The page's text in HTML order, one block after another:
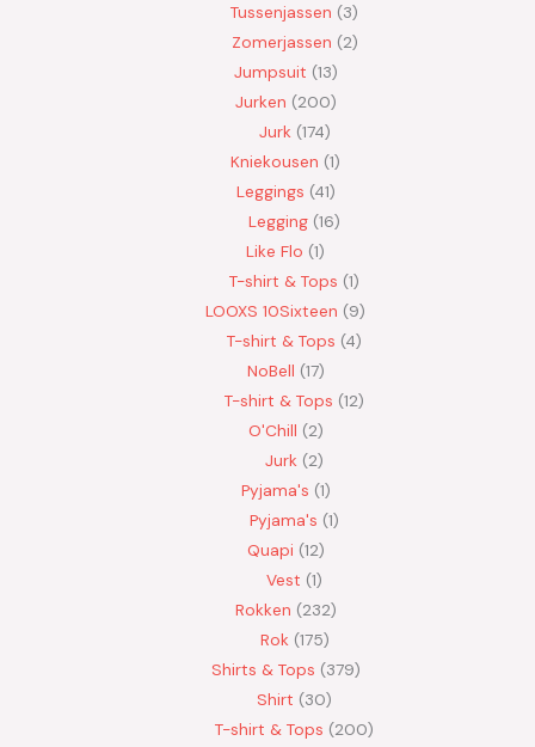
Tussenjassen
3
Zomerjassen 2
Jumpsuit 13
Jurken 200
Jurk 174
Kniekousen 1
Leggings 41
Legging 16
Like Flo 1
T-shirt & Tops 1
LOOXS 10Sixteen
9
T-shirt & Tops 4
NoBell 17
T-shirt & Tops 12
O'Chill 2
Jurk 2
Pyjama's 1
Pyjama's 1
Quapi 12
Vest 1
Rokken 232
Rok 175
Shirts & Tops 379
Shirt
30
T-shirt & Tops
200